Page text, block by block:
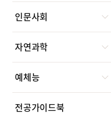
인문사회
자연과학
예체능
전공가이드북